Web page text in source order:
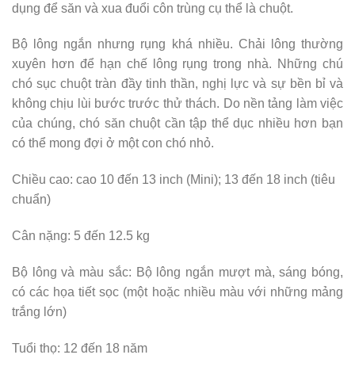
dụng để săn và xua đuổi côn trùng cụ thể là chuột.
Bộ lông ngắn nhưng rụng khá nhiều. Chải lông thường
xuyên hơn để hạn chế lông rụng trong nhà. Những chú
chó sục chuột tràn đầy tinh thần, nghị lực và sự bền bỉ và
không chịu lùi bước trước thử thách. Do nền tảng làm việc
của chúng, chó săn chuột cần tập thể dục nhiều hơn bạn
có thể mong đợi ở một con chó nhỏ.
Chiều cao: cao 10 đến 13 inch (Mini); 13 đến 18 inch (tiêu
chuẩn)
Cân nặng: 5 đến 12.5 kg
Bộ lông và màu sắc: Bộ lông ngắn mượt mà, sáng bóng,
có các họa tiết sọc (một hoặc nhiều màu với những mảng
trắng lớn)
Tuổi thọ: 12 đến 18 năm